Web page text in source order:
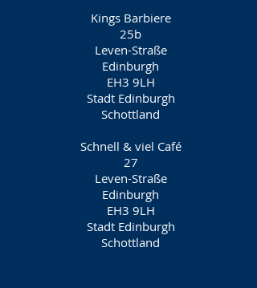
Kings Barbiere
25b
Leven-Straße
Edinburgh
EH3 9LH
Stadt Edinburgh
Schottland
Schnell & viel Café
27
Leven-Straße
Edinburgh
EH3 9LH
Stadt Edinburgh
Schottland